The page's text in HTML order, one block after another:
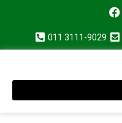
011 3111-9029